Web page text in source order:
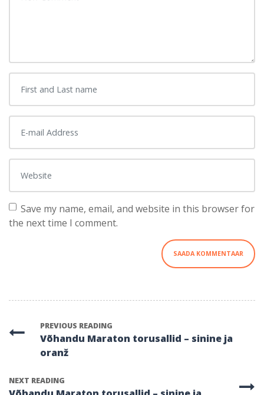
Save my name, email, and website in this browser for
the next time I comment.
PREVIOUS READING
Võhandu Maraton torusallid – sinine ja
oranž
NEXT READING